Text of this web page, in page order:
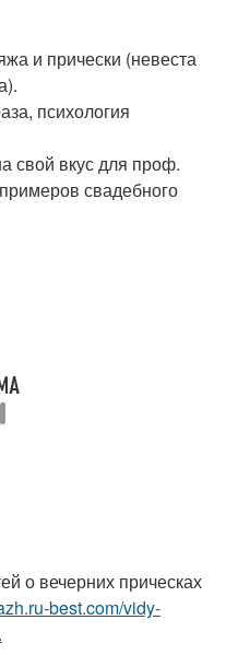
и прически (невеста
психология
свой вкус для проф.
свадебного
о вечерних прическах
best.com/vidy-